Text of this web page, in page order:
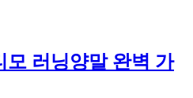
모 러닝양말 완벽 가